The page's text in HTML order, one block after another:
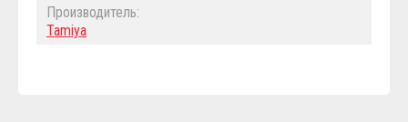
Производитель:
Tamiya